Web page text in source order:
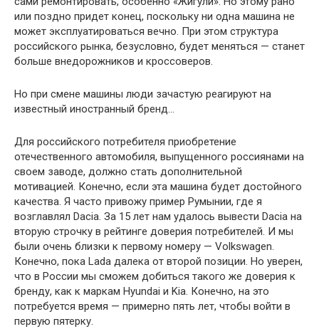
или поздно придет конец, поскольку ни одна машина не
может эксплуатироваться вечно. При этом структура
российского рынка, безусловно, будет меняться — станет
больше внедорожников и кроссоверов.
Но при смене машины люди зачастую реагируют на
известный иностранный бренд…
Для российского потребителя приобретение
отечественного автомобиля, выпущенного россиянами на
своем заводе, должно стать дополнительной
мотивацией. Конечно, если эта машина будет достойного
качества. Я часто привожу пример Румынии, где я
возглавлял Dacia. За 15 лет нам удалось вывести Dacia на
вторую строчку в рейтинге доверия потребителей. И мы
были очень близки к первому номеру — Volkswagen.
Конечно, пока Lada далека от второй позиции. Но уверен,
что в России мы сможем добиться такого же доверия к
бренду, как к маркам Hyundai и Kia. Конечно, на это
потребуется время — примерно пять лет, чтобы войти в
первую пятерку.